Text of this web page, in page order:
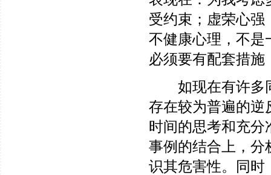
受约束；虚荣心强
不健康心理，不是
必须要有配套措施
如现在有许多同
存在较为普遍的逆
时间的思考和充分
事例的结合上，分
识其危害性。同时